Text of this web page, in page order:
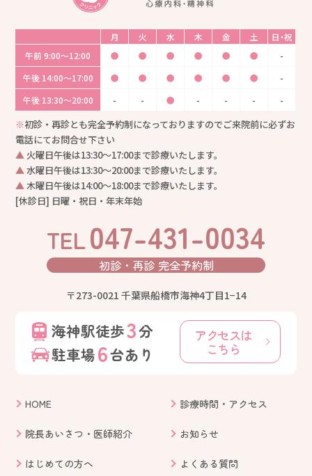
月 火 水 木 金 土
日・祝
午前 9:00〜12:00 ● ● ● ● ● ●
-
午後 14:00〜17:00 ● ● ● ● ● ●
-
午後 13:30〜20:00 - - ● - - - -
※初診・再診とも完全予約制になっておりますのでご来院前に必ずお
電話にてお問合せ下さい
▲ 火曜日午後は13:30〜17:00まで診療いたします。
▲水曜日午後は13:30〜20:00まで診療いたします。
▲木曜日午後は14:00〜18:00まで診療いたします。
[休診日] 日曜・祝日・年末年始
TEL047-431-0034
初診・再診 完全予約制
〒273-0021 千葉県船橋市海神4丁目1−14
海神駅徒歩3分
駐車場6台あり
アクセスは
こちら
HOME
院長あいさつ・医師紹介
はじめての方へ
診療時間・アクセス
お知らせ
よくある質問